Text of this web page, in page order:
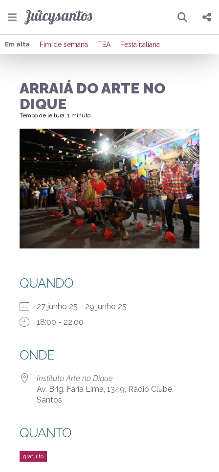
Pesquisar
Compartilhar
Enviar por Whatsapp
Publicar no X
Em alta Fim de semana TEA Festa italiana
ARRAIÁ DO ARTE NO
DIQUE
Tempo de leitura: 1 minuto
QUANDO
27 junho 25 - 29 junho 25
18:00 - 22:00
ONDE
Instituto Arte no Dique
Av. Brig. Faria Lima, 1349, Rádio Clube,
Santos
QUANTO